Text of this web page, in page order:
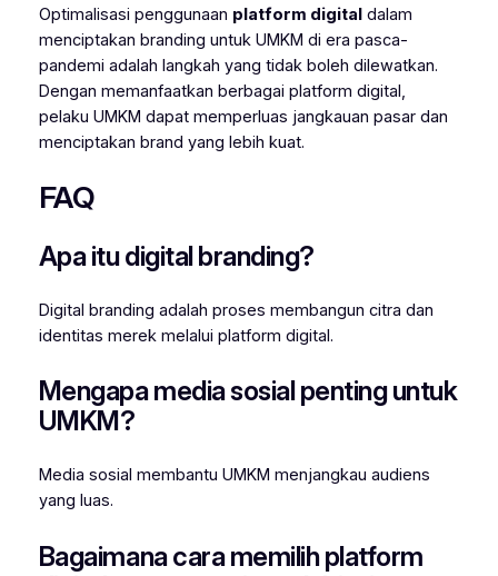
Optimalisasi penggunaan platform digitaldalam
menciptakan branding untuk UMKM di era pasca-
pandemi adalah langkah yang tidak boleh dilewatkan.
Dengan memanfaatkan berbagai platform digital,
pelaku UMKM dapat memperluas jangkauan pasar dan
menciptakan brand yang lebih kuat.
FAQ
Apa itu digital branding?
Digital branding adalah proses membangun citra dan
identitas merek melalui platform digital.
Mengapa media sosial penting untuk
UMKM?
Media sosial membantu UMKM menjangkau audiens
yang luas.
Bagaimana cara memilih platform